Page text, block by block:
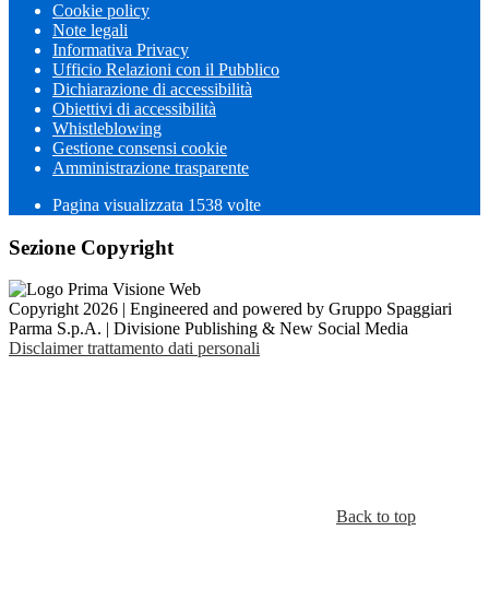
Cookie policy
Note legali
Informativa Privacy
Ufficio Relazioni con il Pubblico
Dichiarazione di accessibilità
Obiettivi di accessibilità
Whistleblowing
Gestione consensi cookie
Amministrazione trasparente
Pagina visualizzata 1538 volte
Sezione Copyright
Copyright 2026 | Engineered and powered by Gruppo Spaggiari
Parma S.p.A. | Divisione Publishing & New Social Media
Disclaimer trattamento dati personali
Back to top